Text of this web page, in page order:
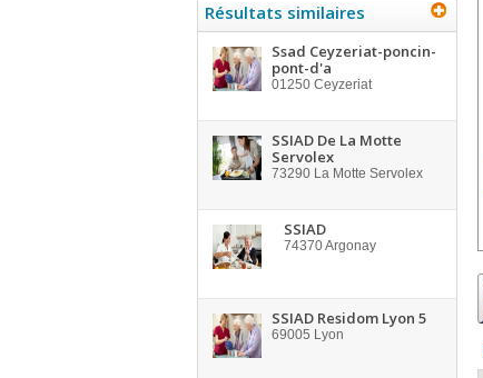
Résultats similaires
Ssad Ceyzeriat-poncin-
pont-d'a
01250 Ceyzeriat
SSIAD De La Motte
Servolex
73290 La Motte Servolex
SSIAD
74370Argonay
SSIAD Residom Lyon 5
69005 Lyon